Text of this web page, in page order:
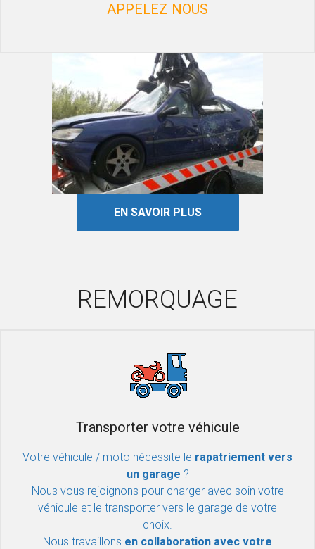
APPELEZ NOUS
EN SAVOIR PLUS
REMORQUAGE
Transporter votre véhicule
Votre véhicule / moto nécessite le rapatriement vers
un garage ?
Nous vous rejoignons pour charger avec soin votre
véhicule et le transporter vers le garage de votre
choix.
Nous travaillons en collaboration avec votre